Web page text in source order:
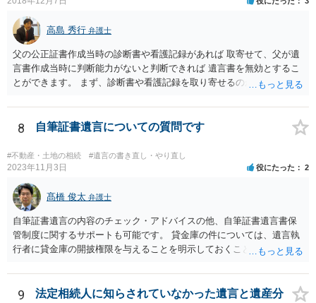
高島 秀行 弁護士
父の公正証書作成当時の診断書や看護記録があれば 取寄せて、父が遺
言書作成当時に判断能力がないと判断できれば 遺言書を無効とするこ
とができます。 まず、診断書や看護記録を取り寄せるのが重要となり
いと思います。
8 自筆証書遺言についての質問です
#不動産・土地の相続 #遺言の書き直し・やり直し
2023年11月3日 役にたった 2
髙橋 俊太 弁護士
自筆証書遺言の内容のチェック・アドバイスの他、自筆証書遺言書保
管制度に関するサポートも可能です。 貸金庫の件については、遺言執
行者に貸金庫の開披権限を与えることを明示しておくことでクリアで
9
法定相続人に知らされていなかった遺言と遺産分